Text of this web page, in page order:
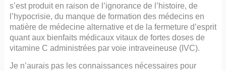
s’est produit en raison de l’ignorance de l’histoire, de
l’hypocrisie, du manque de formation des médecins en
matière de médecine alternative et de la fermeture d’esprit
quant aux bienfaits médicaux vitaux de fortes doses de
vitamine C administrées par voie intraveineuse (IVC).
Je n’aurais pas les connaissances nécessaires pour